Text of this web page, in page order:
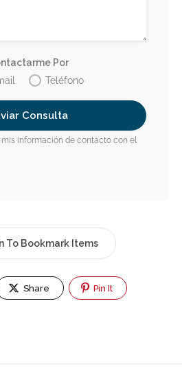
Por
Teléfono
información de contacto con el
To Bookmark Items
Share Pin It